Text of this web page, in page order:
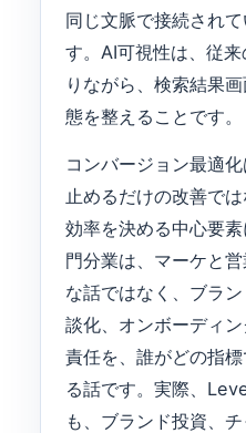
同じ文脈で接続され
す。AI可視性は、従
りながら、検索結果
態を整えることです。
コンバージョン最適
止めるだけの改善で
効率を決める中心要
門分業は、マーケと
な話ではなく、ブラ
談化、オンボーディ
責任を、誰がどの指
る話です。実際、
も、ブランド投資、